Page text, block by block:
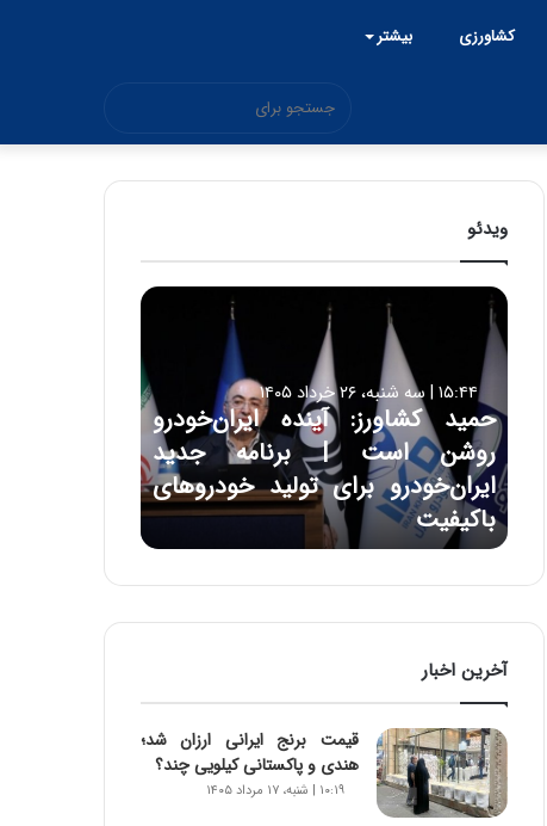
کشاورزی بیشتر
برای
ویدئو
ح
ی
ش
و
ر
ز
:
ن
ه
ا
ر
ا
ن‌
۱۵:۴۴ | سه شنبه، ۲۶ خرداد ۱۴۰۵
حمید کشاورز: آینده ایران‌خودرو
روشن است | برنامه جدید
ایران‌خودرو برای تولید خودروهای
باکیفیت
آخرین اخبار
قیمت برنج ایرانی ارزان شد؛
هندی و پاکستانی کیلویی چند؟
۱۰:۱۹ | شنبه، ۱۷ مرداد ۱۴۰۵